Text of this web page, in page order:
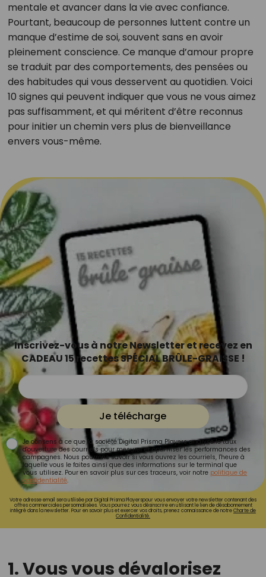
mentale et avancer dans la vie avec confiance.
Pourtant, beaucoup de personnes luttent contre un
manque d’estime de soi, souvent sans en avoir
pleinement conscience. Ce manque d’amour propre
se traduit par des comportements, des pensées ou
des habitudes qui vous desservent au quotidien. Voici
10 signes qui peuvent indiquer que vous ne vous aimez
pas suffisamment, et qui méritent d’être reconnus
pour initier un chemin vers plus de bienveillance
envers vous-même.
Inscrivez-vous à notre Newsletter et recevez en
CADEAU 15 recettes SPÉCIAL BRÛLE-GRAISSE !
Je télécharge
Je consens à ce que la société Digital Prisma Players analyse le taux
d'ouverture des courriels pour mesurer et optimiser les performances des
campagnes. Nous pourrons savoir si vous ouvrez les courriels, l'heure à
laquelle vous le faites ainsi que des informations sur le terminal que
vous utilisez. Pour en savoir plus sur ces traceurs, voir notre politique de
confidentialité.
Votre adresse email sera utilisée par Digital Prisma Playerspour vous envoyer votre newsletter contenant des
offres commerciales personnalisées. Vous pourrez vous désinscrire en utilisant le lien de désabonnement
intégré dans la newsletter. Pour en savoir plus et exercer vos droits, prenez connaissance de notreCharte de
Confidentialité.
1. Vous vous dévalorisez